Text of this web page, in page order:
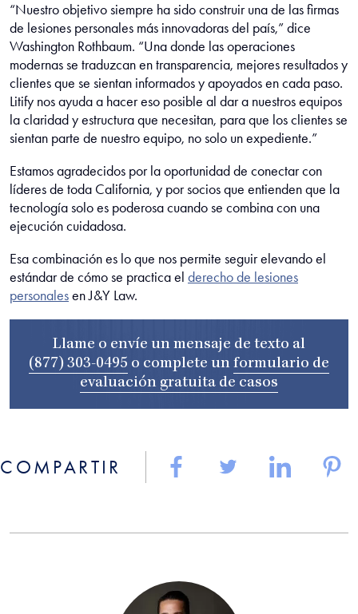
“Nuestro objetivo siempre ha sido construir una de las firmas
de lesiones personales más innovadoras del país,” dice
Washington Rothbaum. “Una donde las operaciones
modernas se traduzcan en transparencia, mejores resultados y
clientes que se sientan informados y apoyados en cada paso.
Litify nos ayuda a hacer eso posible al dar a nuestros equipos
la claridad y estructura que necesitan, para que los clientes se
sientan parte de nuestro equipo, no solo un expediente.”
Estamos agradecidos por la oportunidad de conectar con
líderes de toda California, y por socios que entienden que la
tecnología solo es poderosa cuando se combina con una
ejecución cuidadosa.
Esa combinación es lo que nos permite seguir elevando el
estándar de cómo se practica el derecho de lesiones
personalesen J&Y Law.
Llame o envíe un mensaje de texto al
(877) 303-0495 o complete un formulario de
evaluación gratuita de casos
COMPARTIR